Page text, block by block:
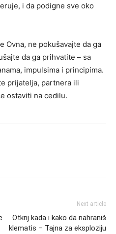
i da podigne sve oko
Ovna, ne pokušavajte da ga
da ga prihvatite – sa
impulsima i principima.
prijatelja, partnera ili
ostaviti na cedilu.
Next article
Otkrij kada i kako da nahraniš
klematis – Tajna za eksploziju